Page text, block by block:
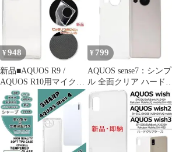
¥948
新品■AQUOS R9 /
AQUOS R10用マイクロ
ドット加工ソフトケー
ス
¥ 799
AQUOS sense7：シンプ
ル 全面クリア ハード
ケース★クリア 透明